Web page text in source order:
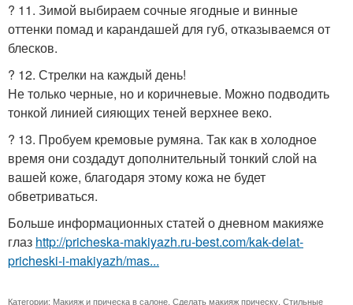
? 11. Зимой выбираем сочные ягодные и винные
оттенки помад и карандашей для губ, отказываемся от
блесков.
? 12. Стрелки на каждый день!
Не только черные, но и коричневые. Можно подводить
тонкой линией сияющих теней верхнее веко.
? 13. Пробуем кремовые румяна. Так как в холодное
время они создадут дополнительный тонкий слой на
вашей коже, благодаря этому кожа не будет
обветриваться.
Больше информационных статей о дневном макияже
глаз http://pricheska-makiyazh.ru-best.com/kak-delat-
pricheski-i-makiyazh/mas...
Категории: Макияж и прическа в салоне Сделать макияж прическу Стильные